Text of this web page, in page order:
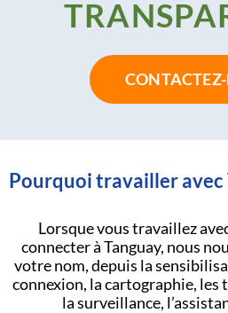
Pourquoi travailler avec
Lorsque vous travaillez
connecter à Tanguay, nous
votre nom, depuis la
connexion, la cartographie, les
la surveillance,